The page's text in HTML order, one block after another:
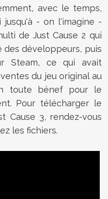
avec le temps,
- on l'imagine -
de Just Cause 2 qui
des développeurs, puis
Steam, ce qui avait
du jeu original au
toute bénef pour le
Pour télécharger le
Cause 3, rendez-vous
les fichiers.